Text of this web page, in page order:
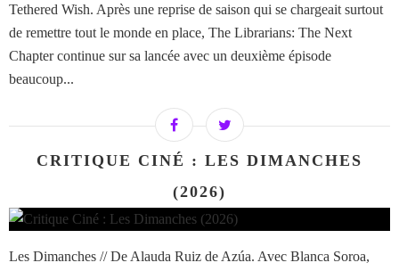
Tethered Wish. Après une reprise de saison qui se chargeait surtout
de remettre tout le monde en place, The Librarians: The Next
Chapter continue sur sa lancée avec un deuxième épisode
beaucoup...
CRITIQUE CINÉ : LES DIMANCHES
(2026)
Les Dimanches // De Alauda Ruiz de Azúa. Avec Blanca Soroa,